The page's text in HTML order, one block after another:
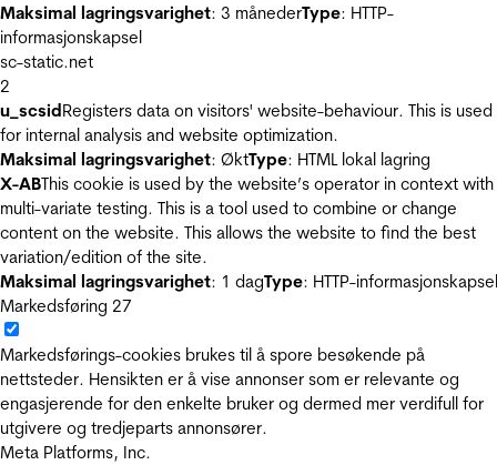
Maksimal lagringsvarighet: 3 månederType: HTTP-
informasjonskapsel
sc-static.net
2
u_scsidRegisters data on visitors' website-behaviour. This is used
for internal analysis and website optimization.
Maksimal lagringsvarighet: ØktType: HTML lokal lagring
X-ABThis cookie is used by the website’s operator in context with
multi-variate testing. This is a tool used to combine or change
content on the website. This allows the website to find the best
variation/edition of the site.
Maksimal lagringsvarighet: 1 dagType: HTTP-informasjonskapsel
Markedsføring 27
Markedsførings-cookies brukes til å spore besøkende på
nettsteder. Hensikten er å vise annonser som er relevante og
engasjerende for den enkelte bruker og dermed mer verdifull for
utgivere og tredjeparts annonsører.
Meta Platforms, Inc.